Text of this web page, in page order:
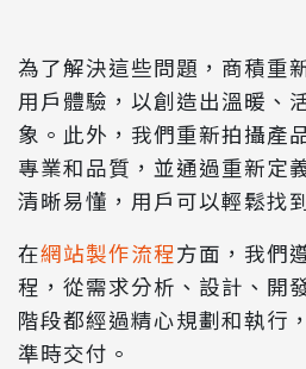
為了解決這些問題，商積重
用戶體驗，以創造出溫暖、
象。此外，我們重新拍攝產
專業和品質，並通過重新定
清晰易懂，用戶可以輕鬆找
在網站製作流程方面，我們
程，從需求分析、設計、開
階段都經過精心規劃和執行
準時交付。